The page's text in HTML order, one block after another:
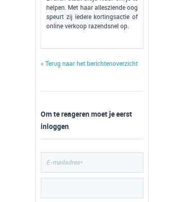
helpen. Met haar allesziende oog
speurt zij iedere kortingsactie of
online verkoop razendsnel op.
« Terug naar het berichtenoverzicht
Om te reageren moet je eerst
inloggen